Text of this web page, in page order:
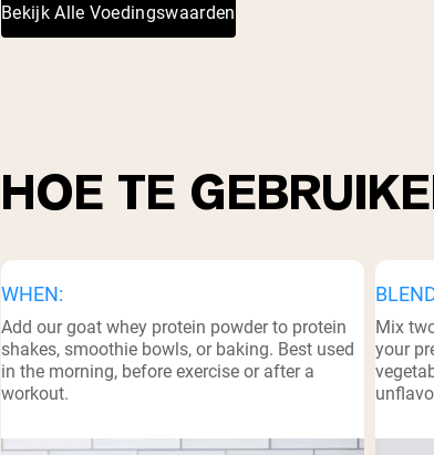
Bekijk Alle Voedingswaarden
HOE TE
WHEN:
Add our goat whey protein powder to protein
shakes, smoothie bowls, or baking. Best used
in the morning, before exercise or after a
workout.
Mix
your
Shipping Country:
Nu Kopen